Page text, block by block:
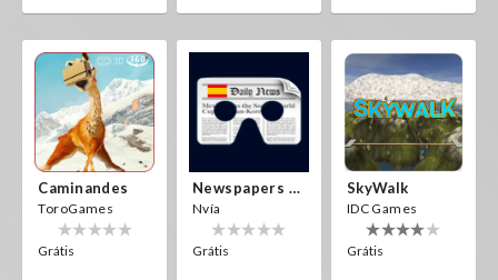
Caminandes
ToroGames
Grátis
Newspapers Spain VR
Nvía
Grátis
SkyWalk
IDC Games
Grátis